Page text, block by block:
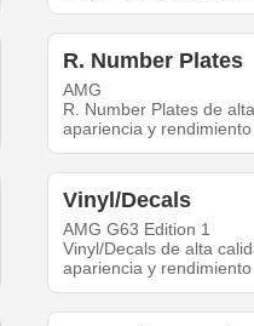
R. Number Plates
AMG
R. Number Plates de
apariencia y
Vinyl/Decals
AMG G63 Edition 1
Vinyl/Decals de alta
apariencia y